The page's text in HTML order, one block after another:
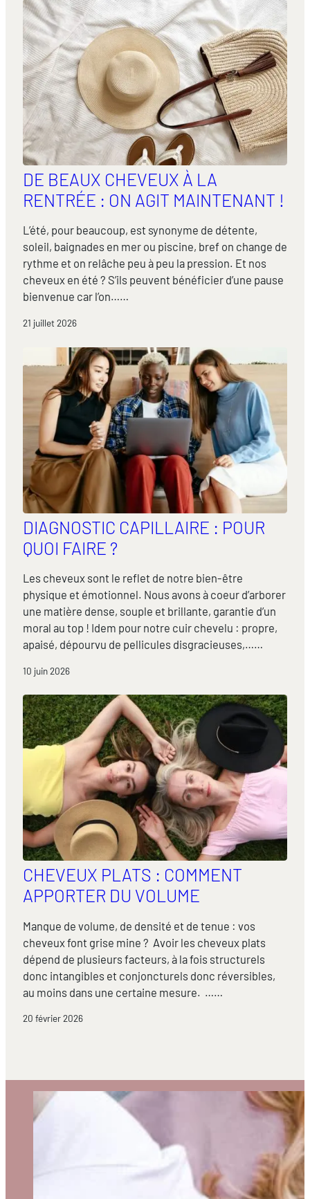
DE BEAUX CHEVEUX À LA
RENTRÉE : ON AGIT MAINTENANT !
L’été, pour beaucoup, est synonyme de détente,
soleil, baignades en mer ou piscine, bref on change de
rythme et on relâche peu à peu la pression. Et nos
cheveux en été ? S’ils peuvent bénéficier d’une pause
bienvenue car l’on……
21 juillet 2026
DIAGNOSTIC CAPILLAIRE : POUR
QUOI FAIRE ?
Les cheveux sont le reflet de notre bien-être
physique et émotionnel. Nous avons à coeur d’arborer
une matière dense, souple et brillante, garantie d’un
moral au top ! Idem pour notre cuir chevelu : propre,
apaisé, dépourvu de pellicules disgracieuses,……
10 juin 2026
CHEVEUX PLATS : COMMENT
APPORTER DU VOLUME
Manque de volume, de densité et de tenue : vos
cheveux font grise mine ? Avoir les cheveux plats
dépend de plusieurs facteurs, à la fois structurels
donc intangibles et conjoncturels donc réversibles,
au moins dans une certaine mesure. ……
20 février 2026